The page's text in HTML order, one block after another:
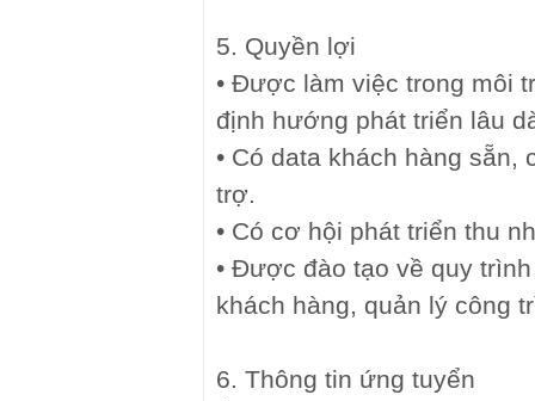
5. Quyền lợi
• Được làm việc trong môi
định hướng phát triển lâu
• Có data khách hàng sẵn,
trợ.
• Có cơ hội phát triển thu
• Được đào tạo về quy
khách hàng, quản lý công
6. Thông tin ứng tuyển